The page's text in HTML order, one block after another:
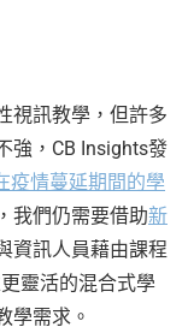
視訊教學，但許多
強，CB Insights發
疫情蔓延期間的學
我們仍需要借助新
資訊人員藉由課程
靈活的混合式學
學需求。